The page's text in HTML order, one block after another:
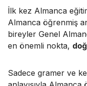
İlk kez Almanca
Almanca öğrenmiş
bireyler Genel
en önemli nokta,
Sadece gramer ve